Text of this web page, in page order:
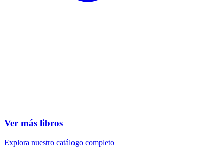
Ver más libros
Explora nuestro catálogo completo